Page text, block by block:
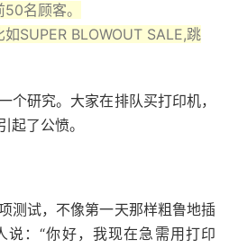
名顾客。
SUPER BLOWOUT SALE,跳
个研究。 大家在排队买打印机，
起了公愤。
测试，不像第一天那样粗鲁地插
说：“你好，我现在急需用打印